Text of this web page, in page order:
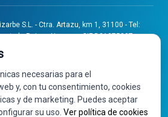
S.L. - Ctra. Artazu, km 1, 31100 - Tel:
la Reina - Navarra - CIF B31275837.
Navarra, Tomo 32, Folio 75, Hoja 525.
2024-000008" ha sido subvencionado
de la convocatoria de 2024 de Ayudas a
necesarias para el
y, con tu consentimiento, cookies
y de marketing. Puedes aceptar
su uso. Ver política de cookies